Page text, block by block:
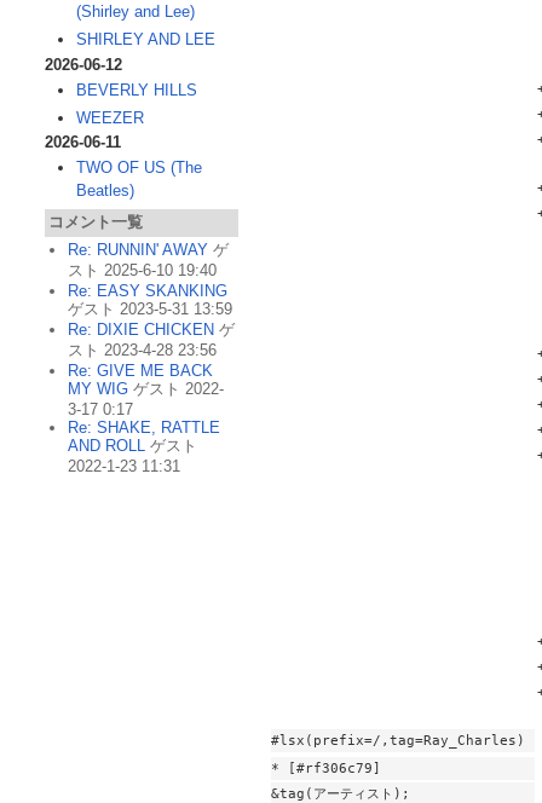
#lsx(prefix=/,tag=Ray_Charles)
* [#rf306c79]
&tag(アーティスト);
(Shirley and Lee)
SHIRLEY AND LEE
2026-06-12
BEVERLY HILLS
WEEZER
2026-06-11
TWO OF US (The
Beatles)
コメント一覧
Re: RUNNIN' AWAY ゲ
スト 2025-6-10 19:40
Re: EASY SKANKING
ゲスト 2023-5-31 13:59
Re: DIXIE CHICKEN ゲ
スト 2023-4-28 23:56
Re: GIVE ME BACK
MY WIG ゲスト 2022-
3-17 0:17
Re: SHAKE, RATTLE
AND ROLL ゲスト
2022-1-23 11:31